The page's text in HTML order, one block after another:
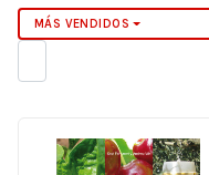
MÁS VENDIDOS